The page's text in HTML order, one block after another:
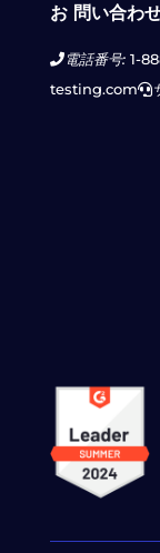
お 問い合わ
電話番号:1-
testing.com